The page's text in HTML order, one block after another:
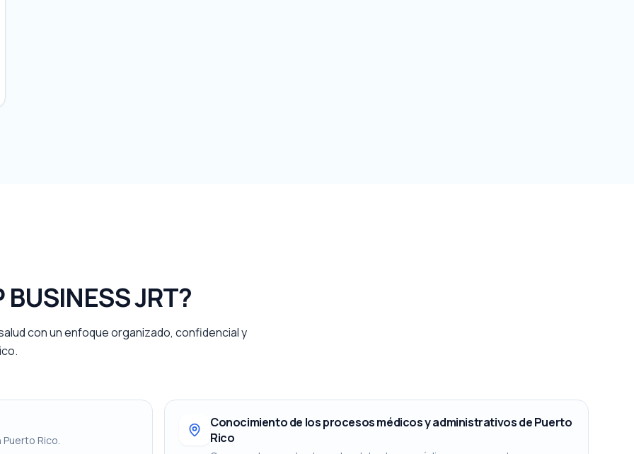
JRT?
con un enfoque organizado, confidencial y
Rico.
Conocimiento de los procesos médicos y administrativos de Puerto
Rico